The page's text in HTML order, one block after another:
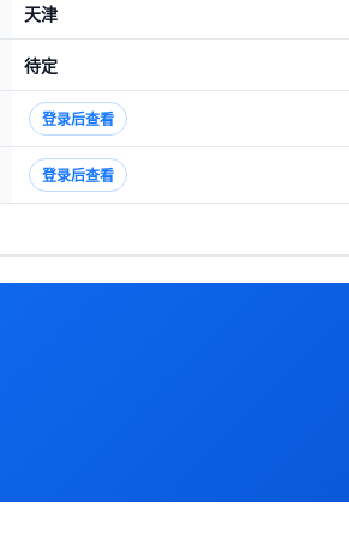
天津
待定
登录后查看
登录后查看